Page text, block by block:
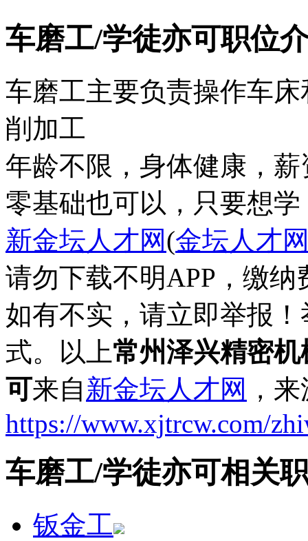
车磨工/学徒亦可职位
车磨工主要负责操作车
削加工
年龄不限，身体健康，薪
零基础也可以，只要想
新金坛人才网(金坛人才
请勿下载不明APP，缴
如有不实，请立即举报
式。以上常州泽兴精密
可来自新金坛人才网 ，
https://www.xjtrcw.com/
车磨工/学徒亦可相关
钣金工